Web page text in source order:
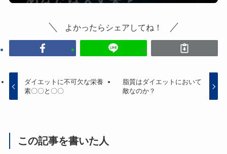
よかったらシェアしてね！
ダイエットに不可欠な栄養
素〇〇と〇〇
脂質はダイエットにおいて
敵なのか？
この記事を書いた人